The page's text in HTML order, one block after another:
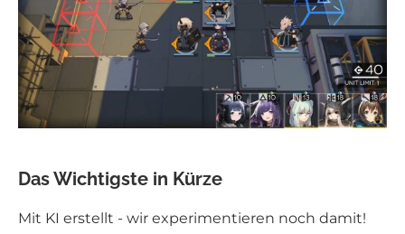
Das Wichtigste in Kürze
Mit KI erstellt - wir experimentieren noch damit!